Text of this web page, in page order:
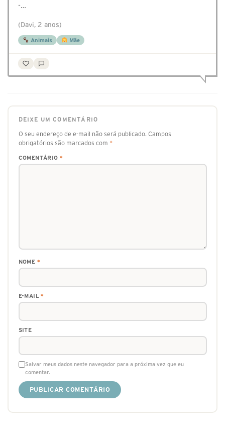
-…
(Davi, 2 anos)
Animais Mãe
DEIXE UM COMENTÁRIO
O seu endereço de e-mail não será publicado. Campos
obrigatórios são marcados com *
COMENTÁRIO *
NOME *
E-MAIL*
SITE
Salvar meus dados neste navegador para a próxima vez que eu
comentar.